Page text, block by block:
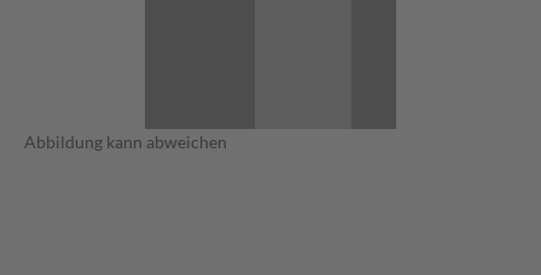
Abbildung kann abweichen